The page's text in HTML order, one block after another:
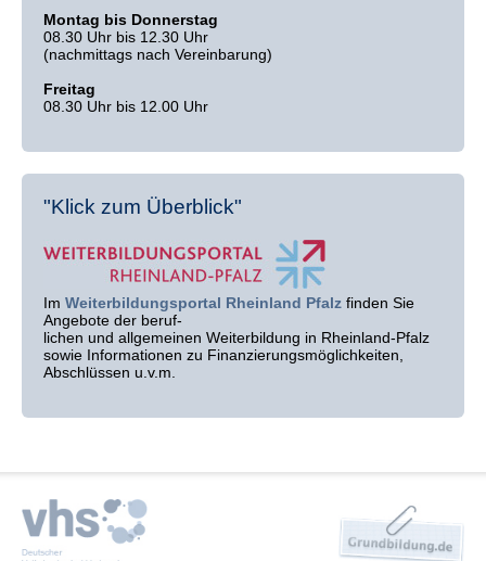
Montag bis Donnerstag
08.30 Uhr bis 12.30 Uhr
(nachmittags nach Vereinbarung)
Freitag
08.30 Uhr bis 12.00 Uhr
"Klick zum Überblick"
Im Weiterbildungsportal Rheinland Pfalz finden Sie
Angebote der beruf-
lichen und allgemeinen Weiterbildung in Rheinland-Pfalz
sowie Informationen zu Finanzierungsmöglichkeiten,
Abschlüssen u.v.m.